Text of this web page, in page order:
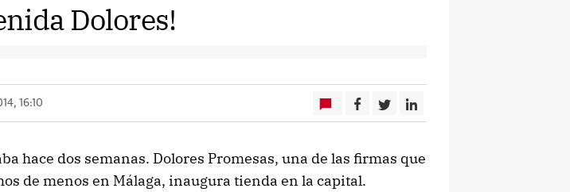
Dolores!
16:10
hace dos semanas. Dolores Promesas, una de las firmas que
de menos en Málaga, inaugura tienda en la capital.